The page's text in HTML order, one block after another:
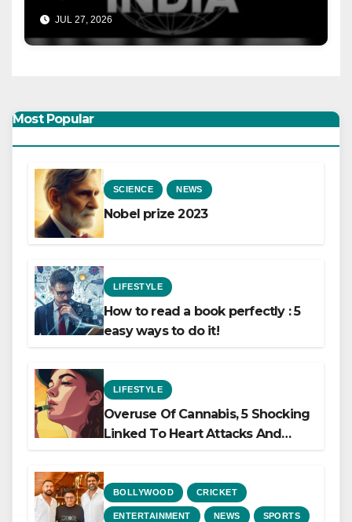
JUL 27, 2026
Most Popular
SCIENCE NEWS
Nobel prize 2023
LIFESTYLE
How to read a book perfectly : 5
easy ways to do it!
LIFESTYLE
Overuse Of Cannabis, 5 Shocking
Linked To Heart Attacks And
BOLLYWOOD CRICKET
ENTERTAINMENT NEWS SPORTS